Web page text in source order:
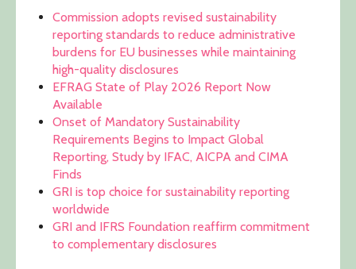
Commission adopts revised sustainability
reporting standards to reduce administrative
burdens for EU businesses while maintaining
high-quality disclosures
EFRAG State of Play 2026 Report Now
Available
Onset of Mandatory Sustainability
Requirements Begins to Impact Global
Reporting, Study by IFAC, AICPA and CIMA
Finds
GRI is top choice for sustainability reporting
worldwide
GRI and IFRS Foundation reaffirm commitment
to complementary disclosures